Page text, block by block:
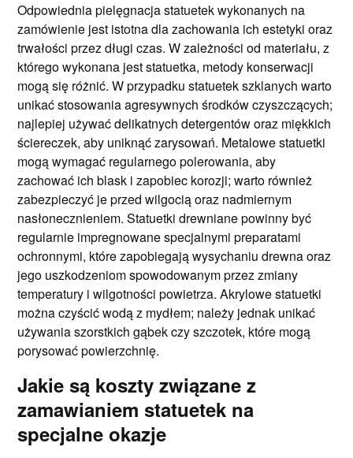
Odpowiednia pielęgnacja statuetek wykonanych na
zamówienie jest istotna dla zachowania ich estetyki oraz
trwałości przez długi czas. W zależności od materiału, z
którego wykonana jest statuetka, metody konserwacji
mogą się różnić. W przypadku statuetek szklanych warto
unikać stosowania agresywnych środków czyszczących;
najlepiej używać delikatnych detergentów oraz miękkich
ściereczek, aby uniknąć zarysowań. Metalowe statuetki
mogą wymagać regularnego polerowania, aby
zachować ich blask i zapobiec korozji; warto również
zabezpieczyć je przed wilgocią oraz nadmiernym
nasłonecznieniem. Statuetki drewniane powinny być
regularnie impregnowane specjalnymi preparatami
ochronnymi, które zapobiegają wysychaniu drewna oraz
jego uszkodzeniom spowodowanym przez zmiany
temperatury i wilgotności powietrza. Akrylowe statuetki
można czyścić wodą z mydłem; należy jednak unikać
używania szorstkich gąbek czy szczotek, które mogą
porysować powierzchnię.
Jakie są koszty związane z
zamawianiem statuetek na
specjalne okazje